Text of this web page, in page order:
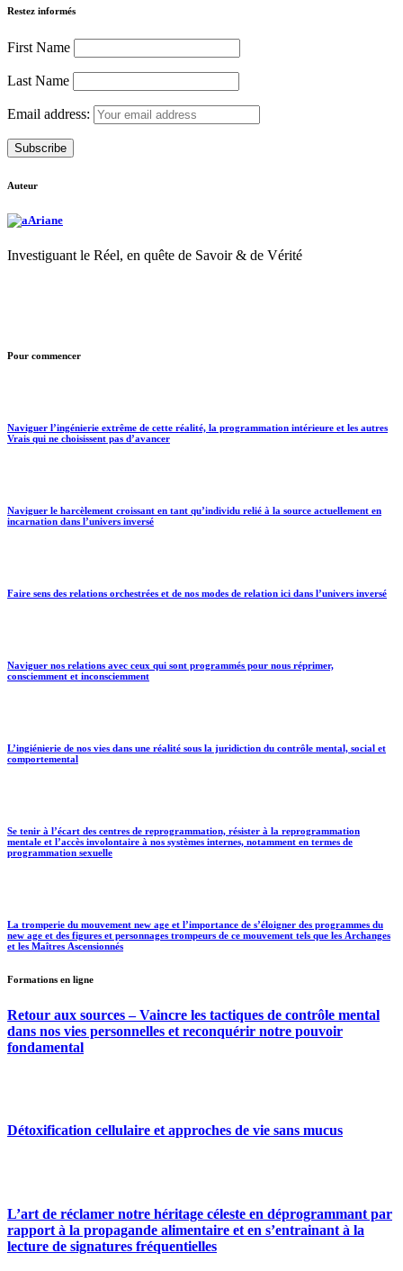
Restez informés
First Name
Last Name
Email address:
Auteur
Ariane
Investiguant le Réel, en quête de Savoir & de Vérité
Pour commencer
Naviguer l’ingénierie extrême de cette réalité, la programmation intérieure et les autres
Vrais qui ne choisissent pas d’avancer
Naviguer le harcèlement croissant en tant qu’individu relié à la source actuellement en
incarnation dans l’univers inversé
Faire sens des relations orchestrées et de nos modes de relation ici dans l’univers inversé
Naviguer nos relations avec ceux qui sont programmés pour nous réprimer,
consciemment et inconsciemment
L’ingiénierie de nos vies dans une réalité sous la juridiction du contrôle mental, social et
comportemental
Se tenir à l’écart des centres de reprogrammation, résister à la reprogrammation
mentale et l’accès involontaire à nos systèmes internes, notamment en termes de
programmation sexuelle
La tromperie du mouvement new age et l’importance de s’éloigner des programmes du
new age et des figures et personnages trompeurs de ce mouvement tels que les Archanges
et les Maîtres Ascensionnés
Formations en ligne
Retour aux sources – Vaincre les tactiques de contrôle mental
dans nos vies personnelles et reconquérir notre pouvoir
fondamental
Détoxification cellulaire et approches de vie sans mucus
L’art de réclamer notre héritage céleste en déprogrammant par
rapport à la propagande alimentaire et en s’entrainant à la
lecture de signatures fréquentielles